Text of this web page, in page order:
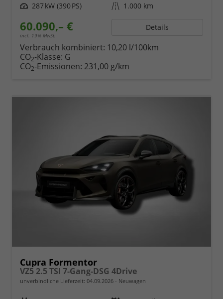
Leistung 287 kW (390 PS) Kilometerstand 1.000 km
60.090,– €
incl. 19% MwSt.
Details
Verbrauch kombiniert: 10,20 l/100km
CO2-Klasse: G
CO2-Emissionen: 231,00 g/km
Cupra Formentor
VZ5 2.5 TSI 7-Gang-DSG 4Drive
unverbindliche Lieferzeit: 04.09.2026 Neuwagen